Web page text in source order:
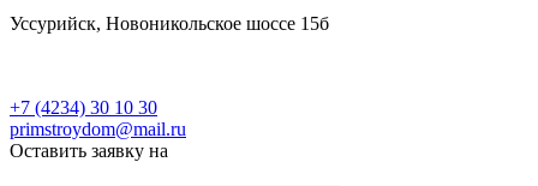
Уссурийск, Новоникольское шоссе 15б
+7 (4234) 30 10 30
primstroydom@mail.ru
Оставить заявку на